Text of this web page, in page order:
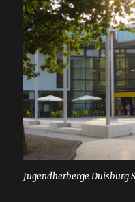
Jugendherberge Duisburg